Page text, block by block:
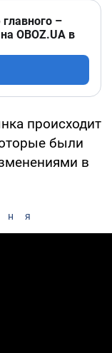
–
OBOZ.UA в
происходит
были
в